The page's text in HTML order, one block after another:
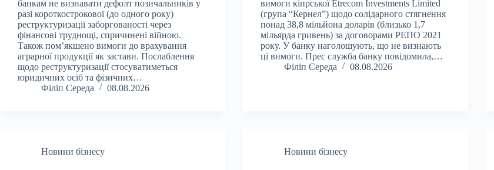
банкам не визнавати дефолт позичальників у
разі короткострокової (до одного року)
реструктуризації заборгованості через
фінансові труднощі, спричинені війною.
Також пом’якшено вимоги до врахування
аграрної продукції як застави. Послаблення
щодо реструктуризації стосуватиметься
юридичних осіб та фізичних…
Філіп Середа
08.08.2026
вимоги кіпрської Etrecom Investments Limited
(група “Кернел”) щодо солідарного стягнення
понад 38,8 мільйона доларів (близько 1,7
мільярда гривень) за договорами РЕПО 2021
року. У банку наголошують, що не визнають
ці вимоги. Прес служба банку повідомила,…
Філіп Середа
08.08.2026
Новини бізнесу Новини бізнесу